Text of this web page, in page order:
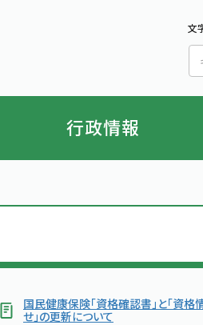
行政情報
文
国民健康保険「資格確認書」と「資格
せ」の更新について